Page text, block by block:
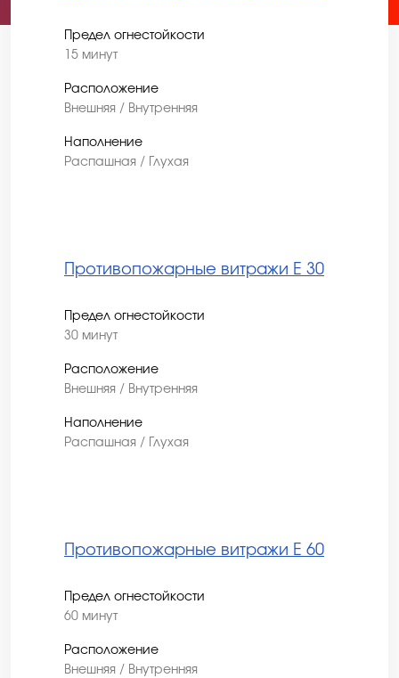
Предел огнестойкости
15 минут
Расположение
Внешняя / Внутренняя
Наполнение
Распашная / Глухая
Противопожарные витражи E 30
Предел огнестойкости
30 минут
Расположение
Внешняя / Внутренняя
Наполнение
Распашная / Глухая
Противопожарные витражи E 60
Предел огнестойкости
60 минут
Расположение
Внешняя / Внутренняя